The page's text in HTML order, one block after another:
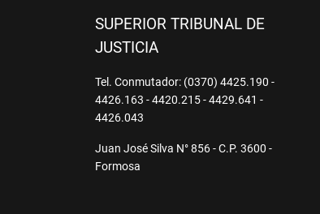
SUPERIOR TRIBUNAL DE
JUSTICIA
Tel. Conmutador: (0370) 4425.190 -
4426.163 - 4420.215 - 4429.641 -
4426.043
Juan José Silva N° 856 - C.P. 3600 -
Formosa